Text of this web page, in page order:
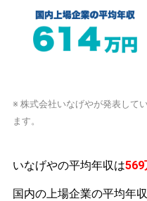
※ 株式会社いなげやが発表して
ます。
いなげやの平均年収は569
国内の上場企業の平均年